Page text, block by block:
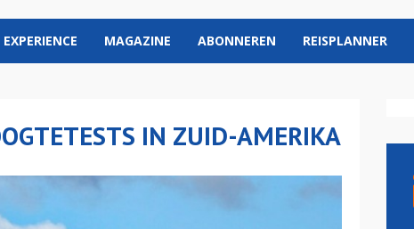
EXPERIENCE MAGAZINE ABONNEREN REISPLANNER
IN ZUID-AMERIKA